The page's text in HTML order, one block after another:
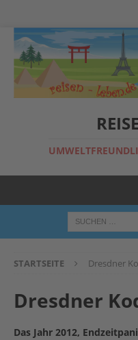
STARTSEITE Dresdner
Dresdner
Das Jahr 2012,